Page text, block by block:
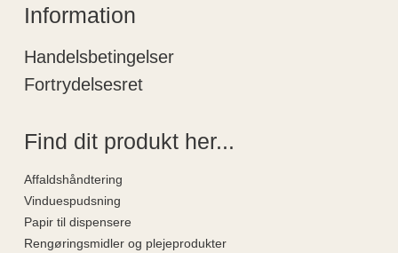
Information
Handelsbetingelser
Fortrydelsesret
Find dit produkt her...
Affaldshåndtering
Vinduespudsning
Papir til dispensere
Rengøringsmidler og plejeprodukter